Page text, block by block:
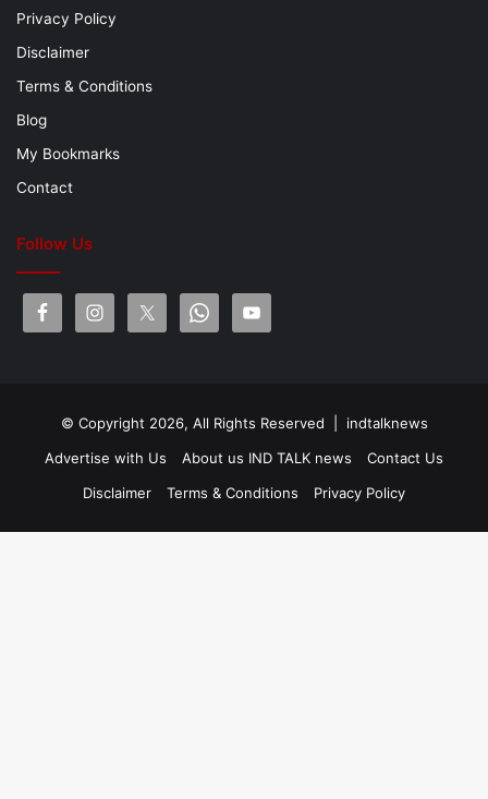
Privacy Policy
Disclaimer
Terms & Conditions
Blog
My Bookmarks
Contact
Follow Us
© Copyright 2026, All Rights Reserved | indtalknews
Advertise with Us
About us IND TALK news
Contact Us
Disclaimer
Terms & Conditions Privacy Policy